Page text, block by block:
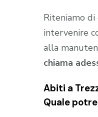
Riteniamo
intervenire
alla
chiama
Abiti a
Quale